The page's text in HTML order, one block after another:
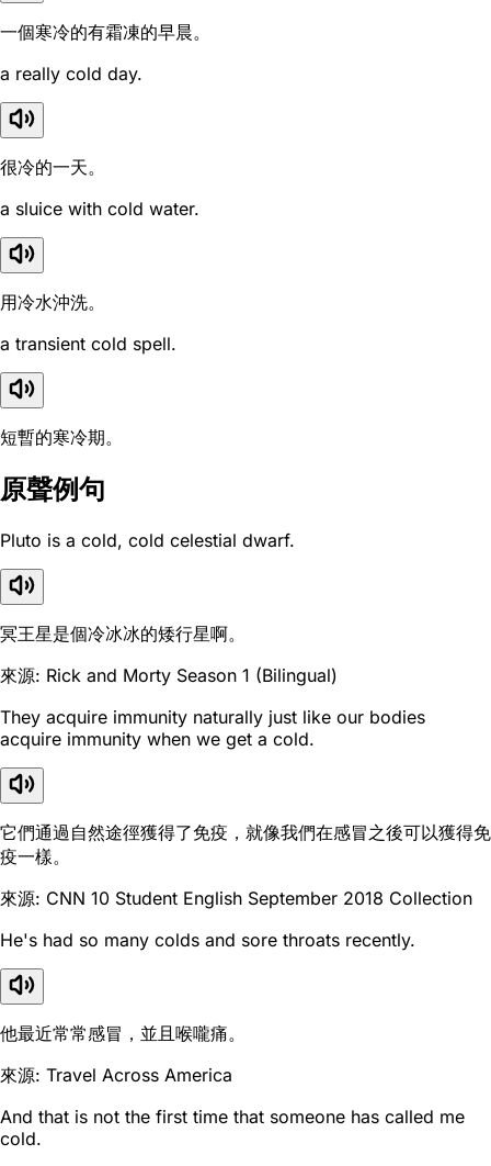
一個寒冷的有霜凍的早晨。
a really cold day.
很冷的一天。
a sluice with cold water.
用冷水沖洗。
a transient cold spell.
短暫的寒冷期。
原聲例句
Pluto is a cold, cold celestial dwarf.
冥王星是個冷冰冰的矮行星啊。
來源: Rick and Morty Season 1 (Bilingual)
They acquire immunity naturally just like our bodies
acquire immunity when we get a cold.
它們通過自然途徑獲得了免疫，就像我們在感冒之後可以獲得免
疫一樣。
來源: CNN 10 Student English September 2018 Collection
He's had so many colds and sore throats recently.
他最近常常感冒，並且喉嚨痛。
來源: Travel Across America
And that is not the first time that someone has called me
cold.